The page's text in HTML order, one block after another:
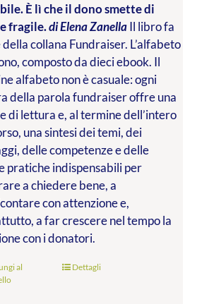
È lì che il dono smette di
fragile.di Elena ZanellaIl libro fa
collana Fundraiser. L’alfabeto
composto da dieci ebook. Il
alfabeto non è casuale: ogni
della parola fundraiser offre una
di lettura e, al termine dell’intero
una sintesi dei temi, dei
delle competenze e delle
pratiche indispensabili per
a chiedere bene, a
con attenzione e,
a far crescere nel tempo la
con i donatori.
al
Dettagli